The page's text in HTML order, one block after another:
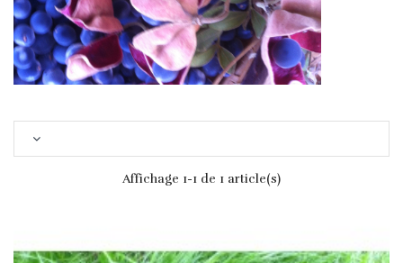
Affichage 1-1 de 1 article(s)